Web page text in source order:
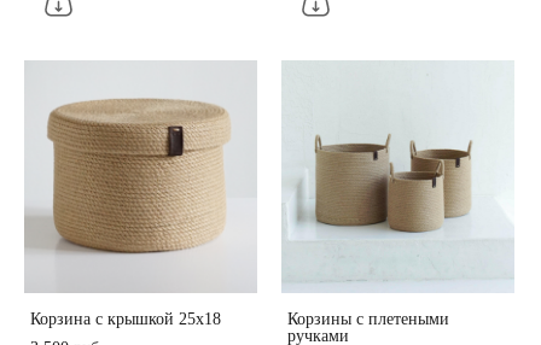
Корзина с крышкой 25х18
Корзины с плетеными
ручками